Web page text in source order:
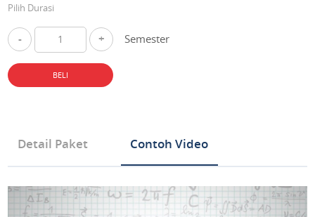
Pilih Durasi
- + Semester
BELI
Detail Paket Contoh Video
Tipe Produk Mata Pelajaran